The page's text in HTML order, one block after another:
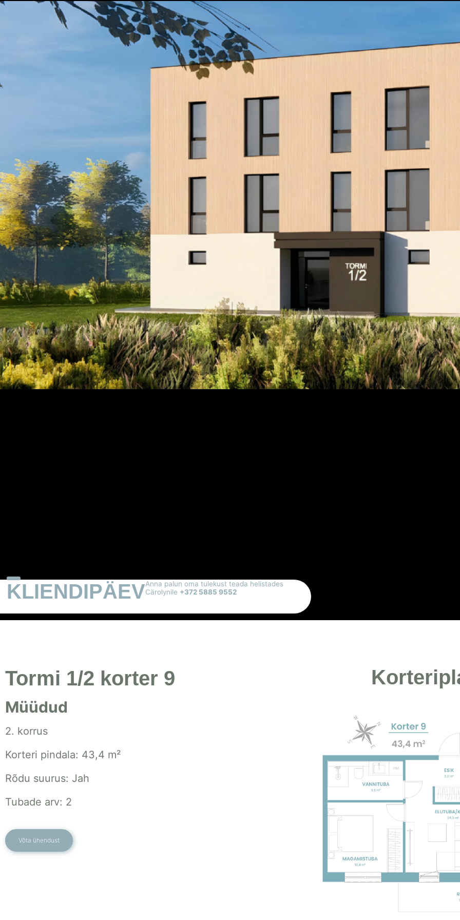
KLIENDIPÄEVAnna palun oma tulekust teada helistades
Cärolynile +372 5885 9552
Tormi 1/2 korter 9
Müüdud
2. korrus
Korteri pindala: 43,4 m²
Rõdu suurus: Jah
Tubade arv: 2
Võta ühendust